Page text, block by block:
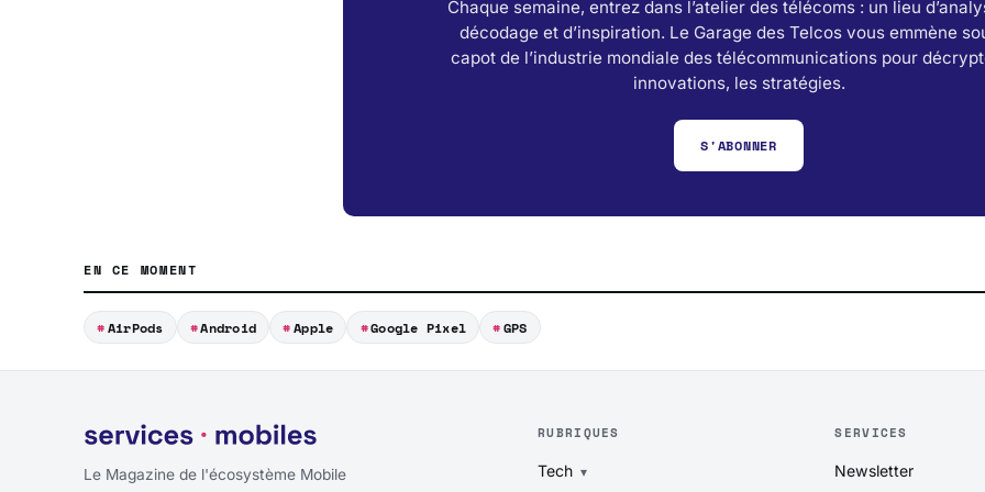
Chaque semaine, entrez dans l’atelier des télécoms : un lieu
décodage et d’inspiration. Le Garage des Telcos vous emmène
capot de l’industrie mondiale des télécommunications pour
innovations, les stratégies.
S'ABONNER
EN CE MOMENT
AirPods Android Apple Google Pixel GPS
Le Magazine de l'écosystème Mobile
RUBRIQUES
Tech
SERVICES
Newsletter